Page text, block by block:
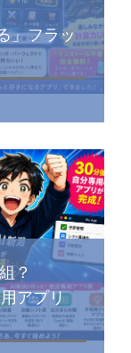
」フラッ
？
アプリ